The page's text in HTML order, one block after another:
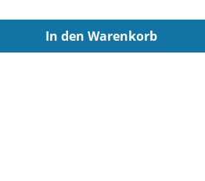
In den Warenkorb